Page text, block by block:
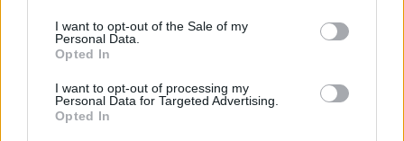
I want to opt-out of the Sale of my
Personal Data.
Opted In
I want to opt-out of processing my
Personal Data for Targeted Advertising.
Opted In
εκατ. ευρώ ο τζίρος
05/08/2026 - 18:27
Είσοδος της γαλλικής Meridiam στην ηλεκτρική
διασύνδεση Ελλάδας – Κύπρου